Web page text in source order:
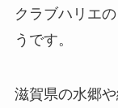
クラブハリエ
うです。
滋賀県の水郷